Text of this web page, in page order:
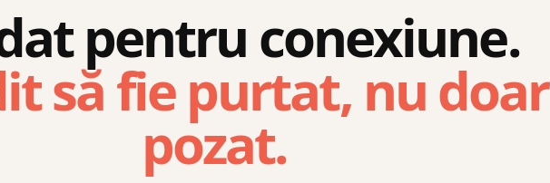
pentru conexiune.
să fie purtat, nu doar
pozat.